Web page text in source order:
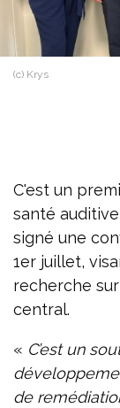
(c) Krys
C'est un
santé
signé une
1er juillet,
recherche
central.
« C’est un
de